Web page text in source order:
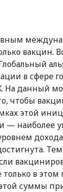
вакцин.
в сфере
На данный
чтобы
этой
— наиболее
в этом
суммы